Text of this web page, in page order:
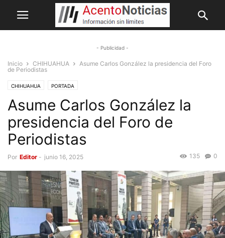
- Publicidad -
Inicio CHIHUAHUA
Asume Carlos González la presidencia del Foro
de Periodistas
CHIHUAHUA PORTADA
Asume Carlos González la
presidencia del Foro de
Periodistas
Por Editor - junio 16, 2025 0
135